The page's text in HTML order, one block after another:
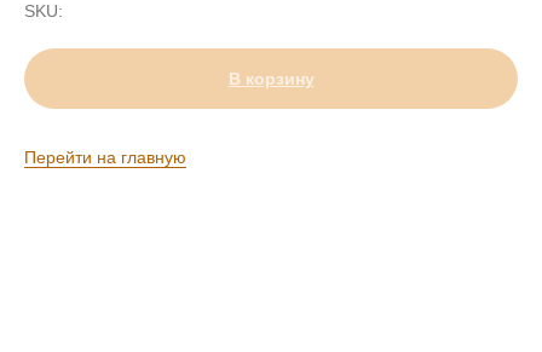
SKU:
В корзину
Перейти на главную